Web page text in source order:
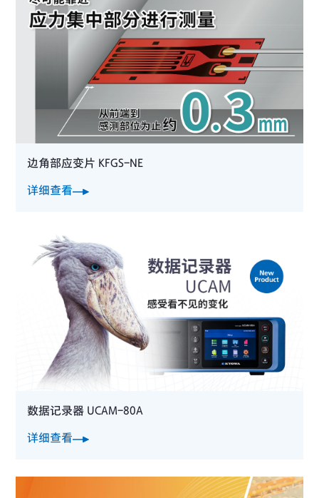
边角部应变片 KFGS-NE
详细查看
数据记录器 UCAM-80A
详细查看